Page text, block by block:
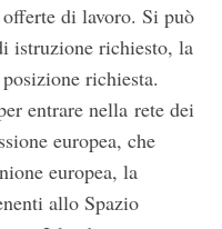
di lavoro. Si può
istruzione richiesto, la
richiesta.
entrare nella rete dei
europea, che
europea, la
allo Spazio